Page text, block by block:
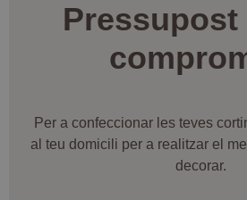
Pressupost
Per a confeccionar les teves
al teu domicili per a realitzar el
decorar.